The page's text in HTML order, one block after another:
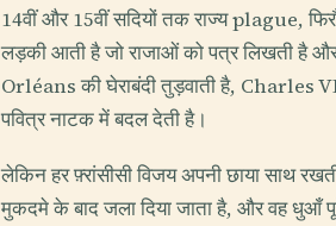
14वीं और 15वीं सदियों तक राज्य plague,
लड़की आती है जो राजाओं को पत्र लिखती है
Orléans की घेराबंदी तुड़वाती है, Charles
पवित्र नाटक में बदल देती है।
लेकिन हर फ़्रांसीसी विजय अपनी छाया साथ
मुकदमे के बाद जला दिया जाता है, और वह धुआँ